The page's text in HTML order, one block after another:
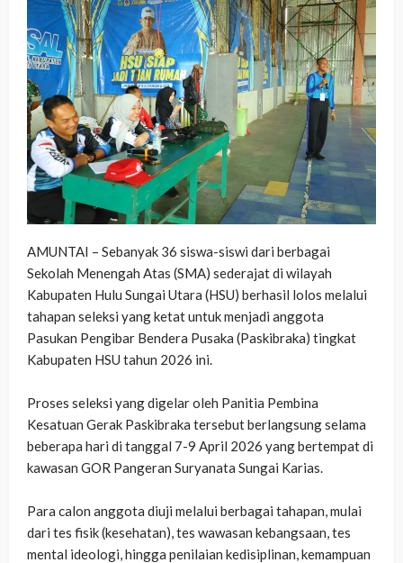
AMUNTAI – Sebanyak 36 siswa-siswi dari berbagai
Sekolah Menengah Atas (SMA) sederajat di wilayah
Kabupaten Hulu Sungai Utara (HSU) berhasil lolos melalui
tahapan seleksi yang ketat untuk menjadi anggota
Pasukan Pengibar Bendera Pusaka (Paskibraka) tingkat
Kabupaten HSU tahun 2026 ini.
‎Proses seleksi yang digelar oleh Panitia Pembina
Kesatuan Gerak Paskibraka tersebut berlangsung selama
beberapa hari di tanggal 7-9 April 2026 yang bertempat di
kawasan GOR Pangeran Suryanata Sungai Karias.
Para calon anggota diuji melalui berbagai tahapan, mulai
dari tes fisik (kesehatan), tes wawasan kebangsaan, tes
mental ideologi, hingga penilaian kedisiplinan, kemampuan